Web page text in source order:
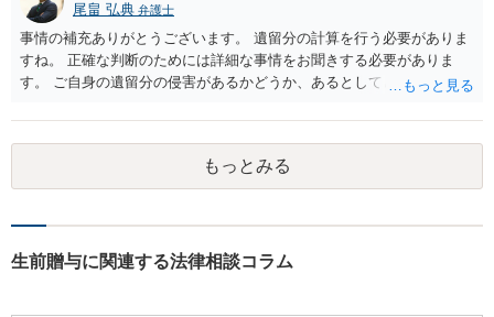
尾畠 弘典 弁護士
事情の補充ありがとうございます。 遺留分の計算を行う必要がありま
すね。 正確な判断のためには詳細な事情をお聞きする必要がありま
す。 ご自身の遺留分の侵害があるかどうか、あるとしてどの程度の金
相談されるのが良いと思います。
もっとみる
生前贈与に関連する法律相談コラム